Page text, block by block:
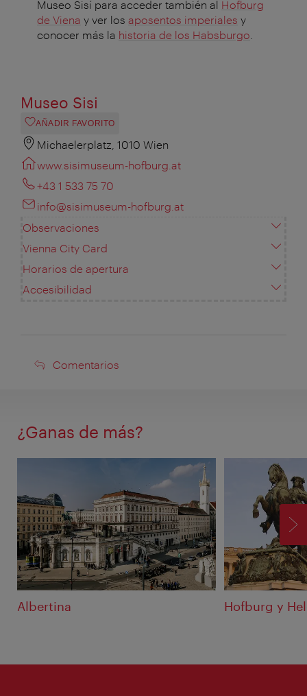
Museo Sisí para acceder también al Hofburg
de Viena y ver los aposentos imperiales y
conocer más la historia de los Habsburgo
Museo Sisi
AÑADIR FAVORITO
Michaelerplatz, 1010 Wien
www.sisimuseum-hofburg.at
+43 1 533 75 70
info@sisimuseum-hofburg.at
Observaciones
Vienna City Card
Horarios de apertura
Accesibilidad
Comentarios
Comentarios
¿Ganas de más?
Albertina Hofburg y